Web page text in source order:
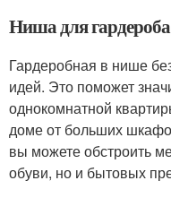
Ниша для гардероба
Гардеробная в нише
идей. Это поможет
однокомнатной
доме от больших
вы можете обстроить
обуви, но и бытовых